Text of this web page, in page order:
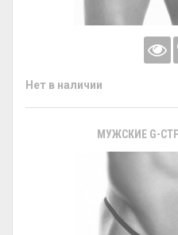
Нет в наличии
МУЖСКИЕ G-